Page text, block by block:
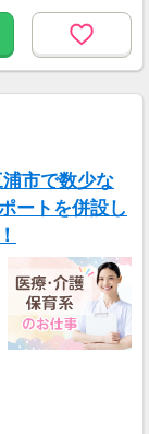
市で数少な
ートを併設し